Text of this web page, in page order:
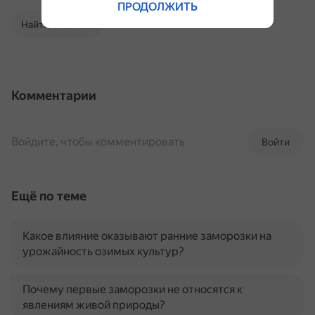
Найти в Поиске
Комментарии
Войти
Войдите, чтобы комментировать
Ещё по теме
Какое влияние оказывают ранние заморозки на
урожайность озимых культур?
Почему первые заморозки не относятся к
явлениям живой природы?
ПРОДОЛЖИТЬ